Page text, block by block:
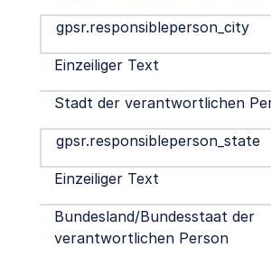
gpsr.responsibleperson_city
Einzeiliger Text
Stadt der verantwortlichen
gpsr.responsibleperson_state
Einzeiliger Text
Bundesland/Bundesstaat der
verantwortlichen Person